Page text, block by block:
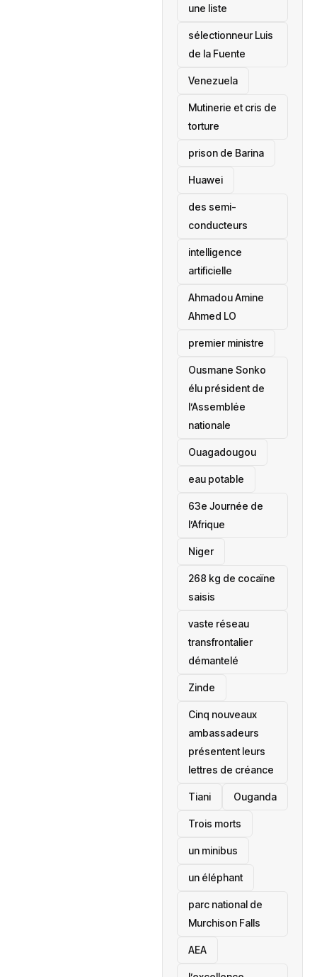
une liste
sélectionneur Luis
de la Fuente
‎Venezuela
Mutinerie et cris de
torture
prison de Barina
Huawei
des semi-
conducteurs
intelligence
artificielle
Ahmadou Amine
Ahmed LO
premier ministre
Ousmane Sonko
élu président de
l’Assemblée
nationale
‎Ouagadougou
eau potable
63e Journée de
l’Afrique
‎Niger
268 kg de cocaïne
saisis
vaste réseau
transfrontalier
démantelé
Zinde
Cinq nouveaux
ambassadeurs
présentent leurs
lettres de créance
Tiani ‎Ouganda
Trois morts
un minibus
un éléphant
parc national de
Murchison Falls
AEA